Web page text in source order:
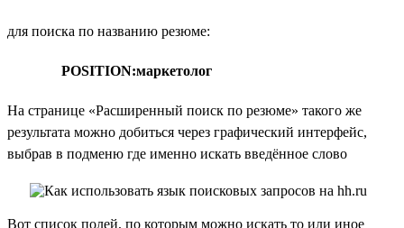
для поиска по названию резюме:
POSITION:маркетолог
На странице «Расширенный поиск по резюме» такого же
результата можно добиться через графический интерфейс,
выбрав в подменю где именно искать введённое слово
Вот список полей, по которым можно искать то или иное